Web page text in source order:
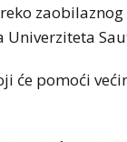
će pomoći